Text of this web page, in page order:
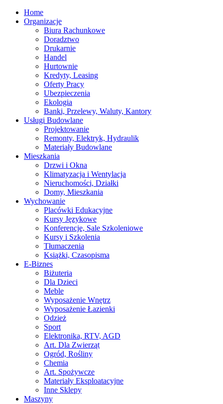
Home
Organizacje
Biura Rachunkowe
Doradztwo
Drukarnie
Handel
Hurtownie
Kredyty, Leasing
Oferty Pracy
Ubezpieczenia
Ekologia
Banki, Przelewy, Waluty, Kantory
Usługi Budowlane
Projektowanie
Remonty, Elektryk, Hydraulik
Materiały Budowlane
Mieszkania
Drzwi i Okna
Klimatyzacja i Wentylacja
Nieruchomości, Działki
Domy, Mieszkania
Wychowanie
Placówki Edukacyjne
Kursy Językowe
Konferencje, Sale Szkoleniowe
Kursy i Szkolenia
Tłumaczenia
Książki, Czasopisma
E-Biznes
Biżuteria
Dla Dzieci
Meble
Wyposażenie Wnętrz
Wyposażenie Łazienki
Odzież
Sport
Elektronika, RTV, AGD
Art. Dla Zwierząt
Ogród, Rośliny
Chemia
Art. Spożywcze
Materiały Eksploatacyjne
Inne Sklepy
Maszyny